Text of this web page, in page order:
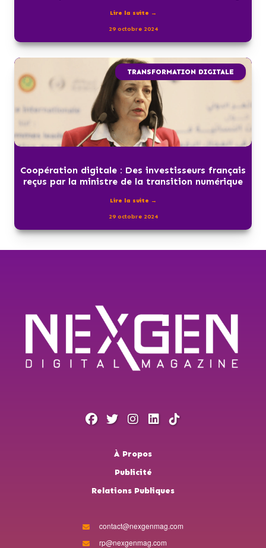
Lire la suite →
29 octobre 2024
TRANSFORMATION DIGITALE
Coopération digitale : Des investisseurs français
reçus par la ministre de la transition numérique
Lire la suite →
29 octobre 2024
À Propos
Publicité
Relations Publiques
contact@nexgenmag.com
rp@nexgenmag.com